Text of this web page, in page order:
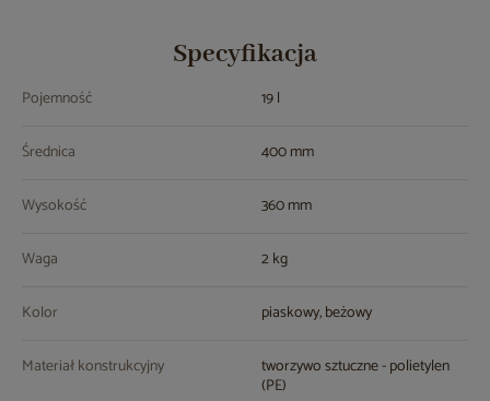
Specyfikacja
Pojemność 19 l
Średnica 400 mm
Wysokość 360 mm
Waga 2 kg
Kolor piaskowy, beżowy
Materiał konstrukcyjny tworzywo sztuczne - polietylen
(PE)